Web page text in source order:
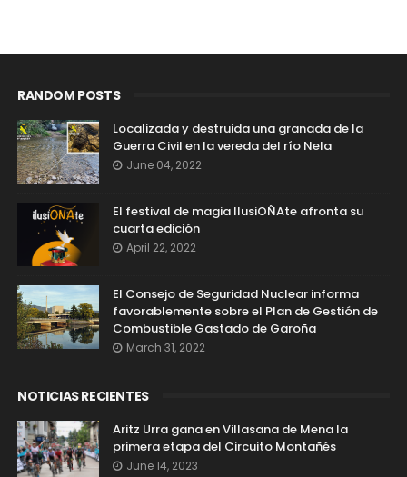
RANDOM POSTS
Localizada y destruida una granada de la
Guerra Civil en la vereda del río Nela
June 04, 2022
El festival de magia IlusiOÑAte afronta su
cuarta edición
April 22, 2022
El Consejo de Seguridad Nuclear informa
favorablemente sobre el Plan de Gestión de
Combustible Gastado de Garoña
March 31, 2022
NOTICIAS RECIENTES
Aritz Urra gana en Villasana de Mena la
primera etapa del Circuito Montañés
June 14, 2023